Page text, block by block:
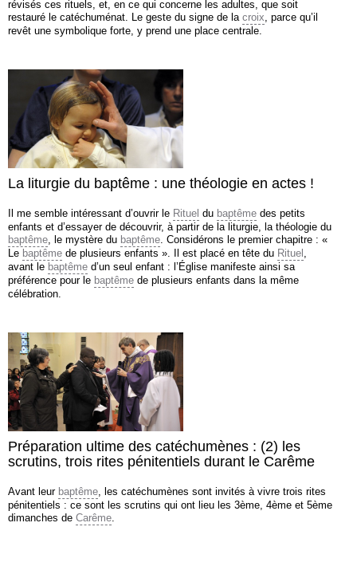
révisés ces rituels, et, en ce qui concerne les adultes, que soit
restauré le catéchuménat. Le geste du signe de la croix, parce qu’il
revêt une symbolique forte, y prend une place centrale.
La liturgie du baptême : une théologie en actes !
Il me semble intéressant d’ouvrir le Rituel du baptême des petits
enfants et d’essayer de découvrir, à partir de la liturgie, la théologie du
baptême, le mystère du baptême. Considérons le premier chapitre : «
Le baptême de plusieurs enfants ». Il est placé en tête du Rituel ,
avant le baptême d’un seul enfant : l’Église manifeste ainsi sa
préférence pour le baptême de plusieurs enfants dans la même
célébration.
Préparation ultime des catéchumènes : (2) les
scrutins, trois rites pénitentiels durant le Carême
Avant leur baptême, les catéchumènes sont invités à vivre trois rites
pénitentiels : ce sont les scrutins qui ont lieu les 3ème, 4ème et 5ème
dimanches de Carême.